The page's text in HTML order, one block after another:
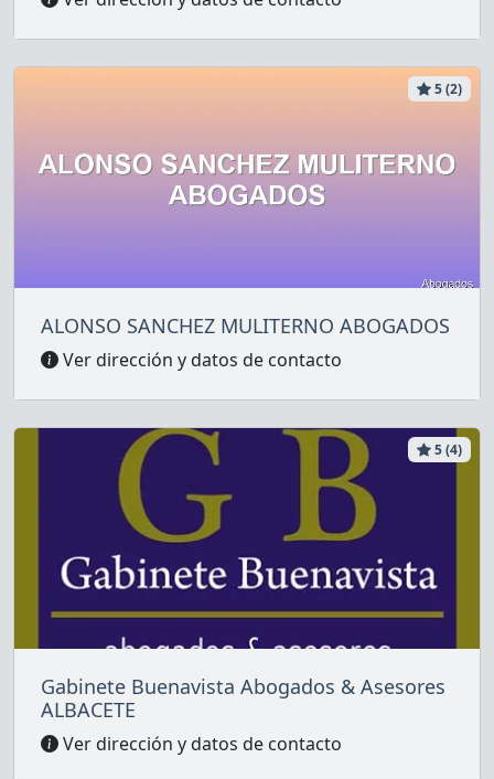
5 (2)
ALONSO SANCHEZ MULITERNO ABOGADOS
Ver dirección y datos de contacto
5 (4)
Gabinete Buenavista Abogados & Asesores
ALBACETE
Ver dirección y datos de contacto